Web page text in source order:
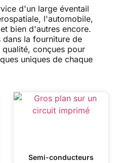
d'un large éventail
l'automobile,
bien d'autres encore.
dans la fourniture de
conçues pour
uniques de chaque
Semi-conducteurs